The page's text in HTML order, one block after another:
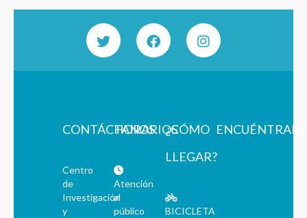
CONTÁCTANOS
Centro
de
Investigación
y
HORARIOS
Atención
al
público
¿CÓMO
LLEGAR?
BICICLETA